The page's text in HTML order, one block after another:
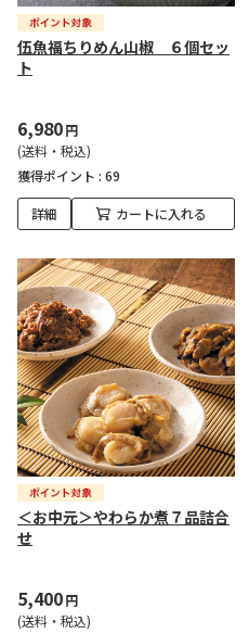
伍魚福ちりめん山椒 ６個セッ
ト
6,980円
(送料・税込)
獲得ポイント : 69
詳細 カートに入れる
＜お中元＞やわらか煮７品詰合
せ
5,400円
(送料・税込)